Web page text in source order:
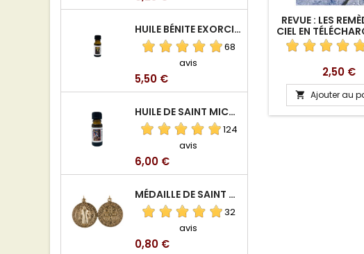
HUILE BÉNITE EXORCISÉE
68
avis
Prix
5,50 €
HUILE DE SAINT MICHEL ARCHANGE
124
avis
Prix
6,00 €
MÉDAILLE DE SAINT BENOIT EN ALUMINIUM
32
avis
Prix
0,80 €
REVUE : LES
CIEL EN
Prix
2,50 €
 Ajouter au